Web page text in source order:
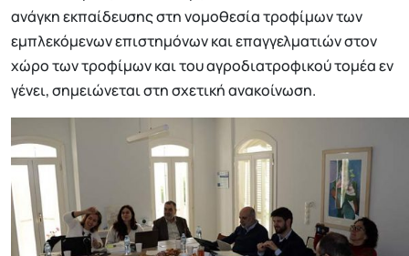
ανάγκη εκπαίδευσης στη νομοθεσία τροφίμων των
εμπλεκόμενων επιστημόνων και επαγγελματιών στον
χώρο των τροφίμων και του αγροδιατροφικού τομέα εν
γένει, σημειώνεται στη σχετική ανακοίνωση.